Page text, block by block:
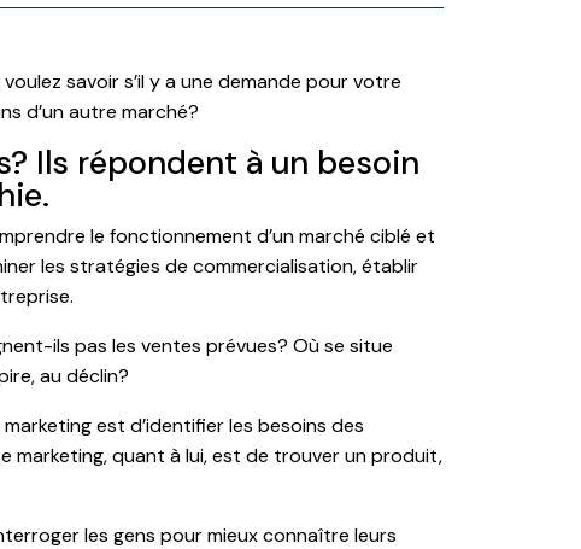
savoir s’il y a une demande pour votre
d’un autre marché?
Ils répondent à un besoin
le fonctionnement d’un marché ciblé et
les stratégies de commercialisation, établir
ils pas les ventes prévues? Où se situe
au déclin?
est d’identifier les besoins des
marketing, quant à lui, est de trouver un produit,
les gens pour mieux connaître leurs